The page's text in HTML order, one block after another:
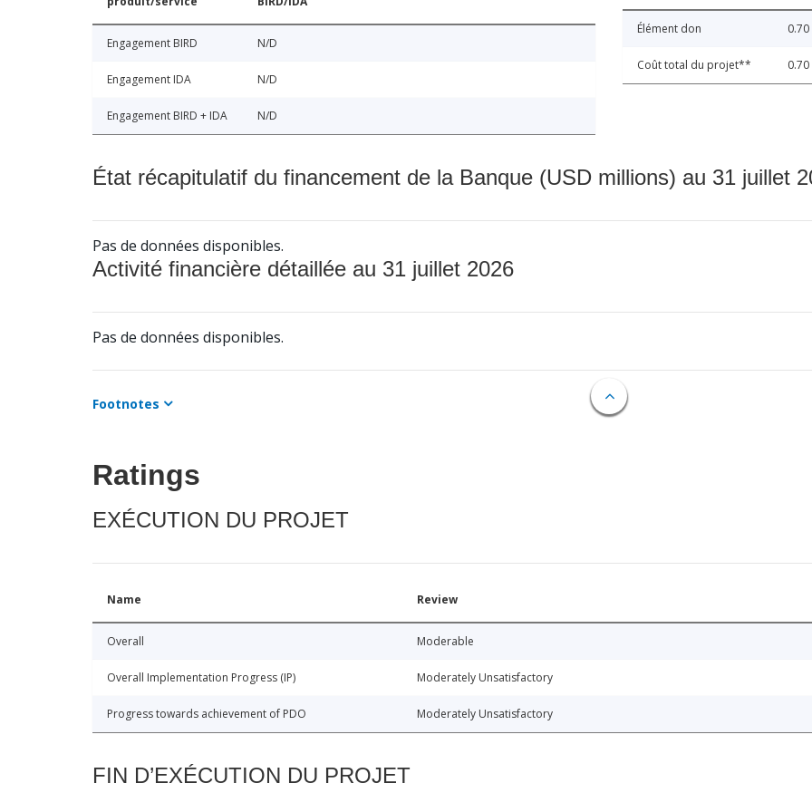
Engagement BIRD N/D
Engagement IDA N/D
Engagement BIRD + IDA N/D
Élément don 0.70
Coût total du projet** 0.70
État récapitulatif du financement de la Banque (USD millions) au 31 juillet
Pas de données disponibles.
Activité financière détaillée au 31 juillet 2026
Pas de données disponibles.
Footnotes
Ratings
EXÉCUTION DU PROJET
Name Review
Overall Moderable
Overall Implementation Progress (IP) Moderately Unsatisfactory
Progress towards achievement of PDO Moderately Unsatisfactory
FIN D’EXÉCUTION DU PROJET